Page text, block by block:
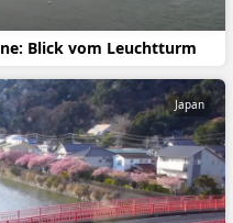
Blick vom Leuchtturm
Japan